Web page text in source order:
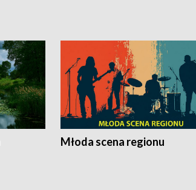
Młoda scena regionu